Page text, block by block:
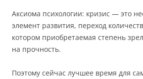
Аксиома психологии: кризис — это
элемент развития, переход
котором приобретаемая степень
на прочность.
Поэтому сейчас лучшее время для